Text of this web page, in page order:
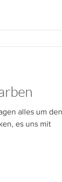
alles um den
es uns mit